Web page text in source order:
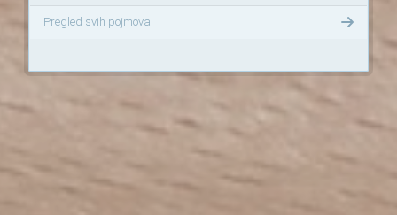
Pregled svih pojmova